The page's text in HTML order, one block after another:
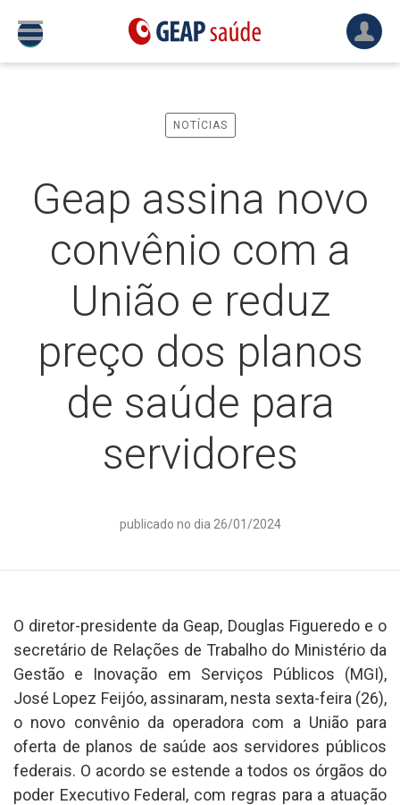
NOTÍCIAS
Geap assina novo
convênio com a
União e reduz
preço dos planos
de saúde para
servidores
publicado no dia 26/01/2024
O diretor-presidente da Geap, Douglas Figueredo e o
secretário de Relações de Trabalho do Ministério da
Gestão e Inovação em Serviços Públicos (MGI),
José Lopez Feijóo, assinaram, nesta sexta-feira (26),
o novo convênio da operadora com a União para
oferta de planos de saúde aos servidores públicos
federais. O acordo se estende a todos os órgãos do
poder Executivo Federal, com regras para a atuação